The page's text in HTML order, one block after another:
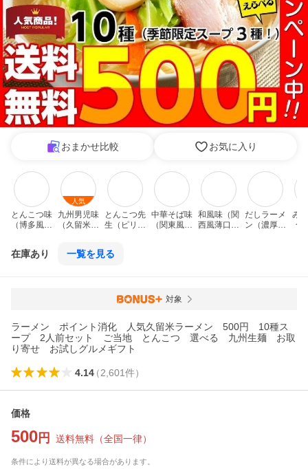
おまかせ比較 お気に入り
とんこつ味
（博多風さ
人気
九州男児味
（久留米と
とんこつ先
生（ピリ辛
中華そば味
（関東風濃
和風味（関
西風薄口だ
だしラーメ
ン（濃厚か
み
合
在庫あり 一覧を見る
対象
ラーメン ポイント消化 人気久留米ラーメン 500円 10種ス
ープ 2人前セット ご当地 とんこつ 選べる 九州生麺 お取
り寄せ お試しグルメギフト
4.14（2,601件）
価格
500 円 送料無料 （全国一律）
条件により送料が異なる場合があります。